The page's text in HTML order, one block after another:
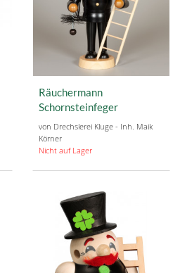
Räuchermann
Schornsteinfeger
von Drechslerei Kluge - Inh. Maik
Körner
Nicht auf Lager